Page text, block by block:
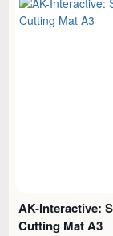
AK-Interactive:
Cutting Mat A3